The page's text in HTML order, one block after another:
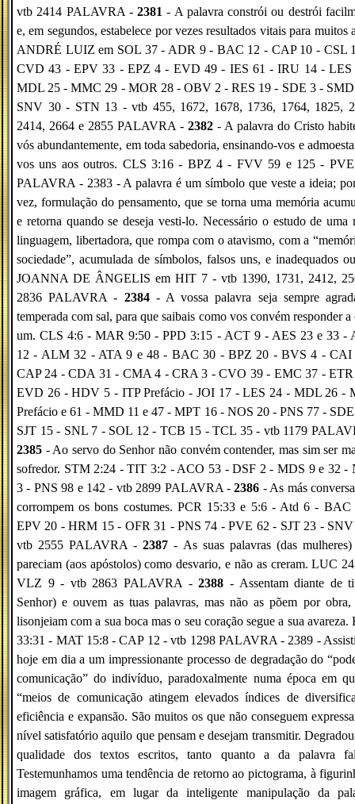
vtb 2414 PALAVRA -2381 - A palavra constrói ou destrói
e, em segundos, estabelece por vezes resultados vitais para muitos
ANDRÉ LUIZ em SOL 37 - ADR 9 - BAC 12 - CAP 10 - CSL
CVD 43 - EPV 33 - EPZ 4 - EVD 49 - IES 61 - IRU 14 - LES
MDL 25 - MMC 29 - MOR 28 - OBV 2 - RES 19 - SDE 3 -
SNV 30 - STN 13 - vtb 455, 1672, 1678, 1736, 1764, 1825,
2414, 2664 e 2855 PALAVRA - 2382 - A palavra do Cristo
vós abundantemente, em toda sabedoria, ensinando-vos e
vos uns aos outros. CLS 3:16 - BPZ 4 - FVV 59 e 125 -
PALAVRA - 2383 - A palavra é um símbolo que veste a ideia;
vez, formulação do pensamento, que se torna uma memória
e retorna quando se deseja vesti-lo. Necessário o estudo de uma
linguagem, libertadora, que rompa com o atavismo, com a
sociedade”, acumulada de símbolos, falsos uns, e inadequados
JOANNA DE ÂNGELIS em HIT 7 - vtb 1390, 1731, 2412,
2836 PALAVRA - 2384- A vossa palavra seja sempre
temperada com sal, para que saibais como vos convém responder a
um. CLS 4:6 - MAR 9:50 - PPD 3:15 - ACT 9 - AES 23 e 33 -
12 - ALM 32 - ATA 9 e 48 - BAC 30 - BPZ 20 - BVS 4 - CAI
CAP 24 - CDA 31 - CMA 4 - CRA 3 - CVO 39 - EMC 37 -
EVD 26 - HDV 5 - ITP Prefácio - JOI 17 - LES 24 - MDL 26 -
Prefácio e 61 - MMD 11 e 47 - MPT 16 - NOS 20 - PNS 77 -
SJT 15 - SNL 7 - SOL 12 - TCB 15 - TCL 35 - vtb 1179
2385 - Ao servo do Senhor não convém contender, mas sim ser
sofredor. STM 2:24 - TIT 3:2 - ACO 53 - DSF 2 - MDS 9 e 32 -
3 - PNS 98 e 142 - vtb 2899 PALAVRA -2386 - As más
corrompem os bons costumes. PCR 15:33 e 5:6 - Atd 6 -
EPV 20 - HRM 15 - OFR 31 - PNS 74 - PVE 62 - SJT 23 -
vtb 2555 PALAVRA -2387 - As suas palavras (das mulheres)
pareciam (aos apóstolos) como desvario, e não as creram. LUC
VLZ 9 - vtb 2863 PALAVRA -2388 - Assentam diante de
Senhor) e ouvem as tuas palavras, mas não as põem por obra,
lisonjeiam com a sua boca mas o seu coração segue a sua avareza.
33:31 - MAT 15:8 - CAP 12 - vtb 1298 PALAVRA - 2389 -
hoje em dia a um impressionante processo de degradação do
comunicação” do indivíduo, paradoxalmente numa época em
“meios de comunicação atingem elevados índices de
eficiência e expansão. São muitos os que não conseguem
nível satisfatório aquilo que pensam e desejam transmitir.
qualidade dos textos escritos, tanto quanto a da palavra
Testemunhamos uma tendência de retorno ao pictograma, à
imagem gráfica, em lugar da inteligente manipulação da